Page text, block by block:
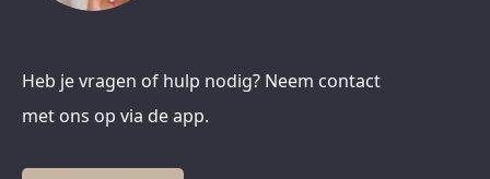
Heb je vragen of hulp nodig? Neem contact
met ons op via de app.